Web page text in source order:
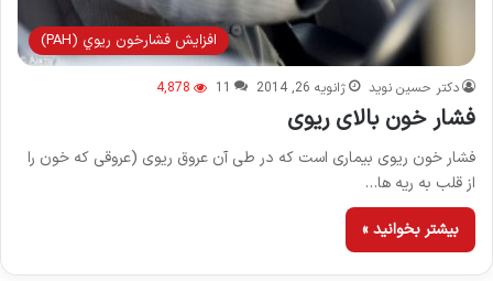
افزايش فشارخون ريوي (PAH)
دکتر حسین نوید ژانویه 26, 2014 11
4,878
فشار خون بالای ریوی
فشار خون ریوی بیماری است که در طی آن عروق ریوی (عروقی که خون را
از قلب به ریه ها…
بیشتر بخوانید »